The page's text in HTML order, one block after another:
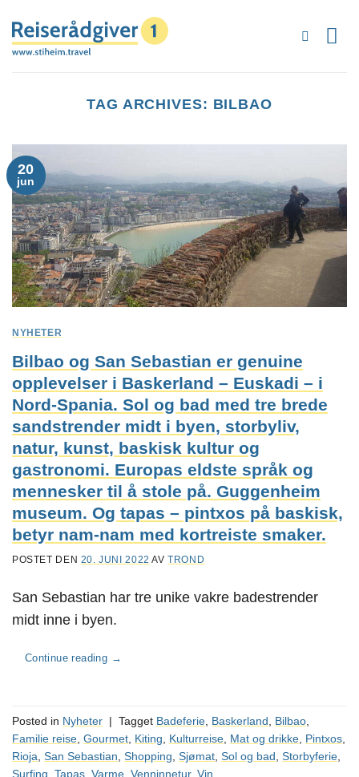
content
TAG ARCHIVES: BILBAO
20
jun
NYHETER
Bilbao og San Sebastian er genuine
opplevelser i Baskerland – Euskadi – i
Nord-Spania. Sol og bad med tre brede
sandstrender midt i byen, storbyliv,
natur, kunst, baskisk kultur og
gastronomi. Europas eldste språk og
mennesker til å stole på. Guggenheim
museum. Og tapas – pintxos på baskisk,
betyr nam-nam med kortreiste smaker.
POSTET DEN 20. JUNI 2022 AVTROND
San Sebastian har tre unike vakre badestrender
midt inne i byen.
Continue reading →
Posted in Nyheter | Tagget Badeferie Baskerland Bilbao
Familie reise Gourmet Kiting Kulturreise Mat og drikke Pintxos
Rioja San Sebastian Shopping Sjømat Sol og bad Storbyferie
Surfing Tapas Varme Venninnetur, Vin